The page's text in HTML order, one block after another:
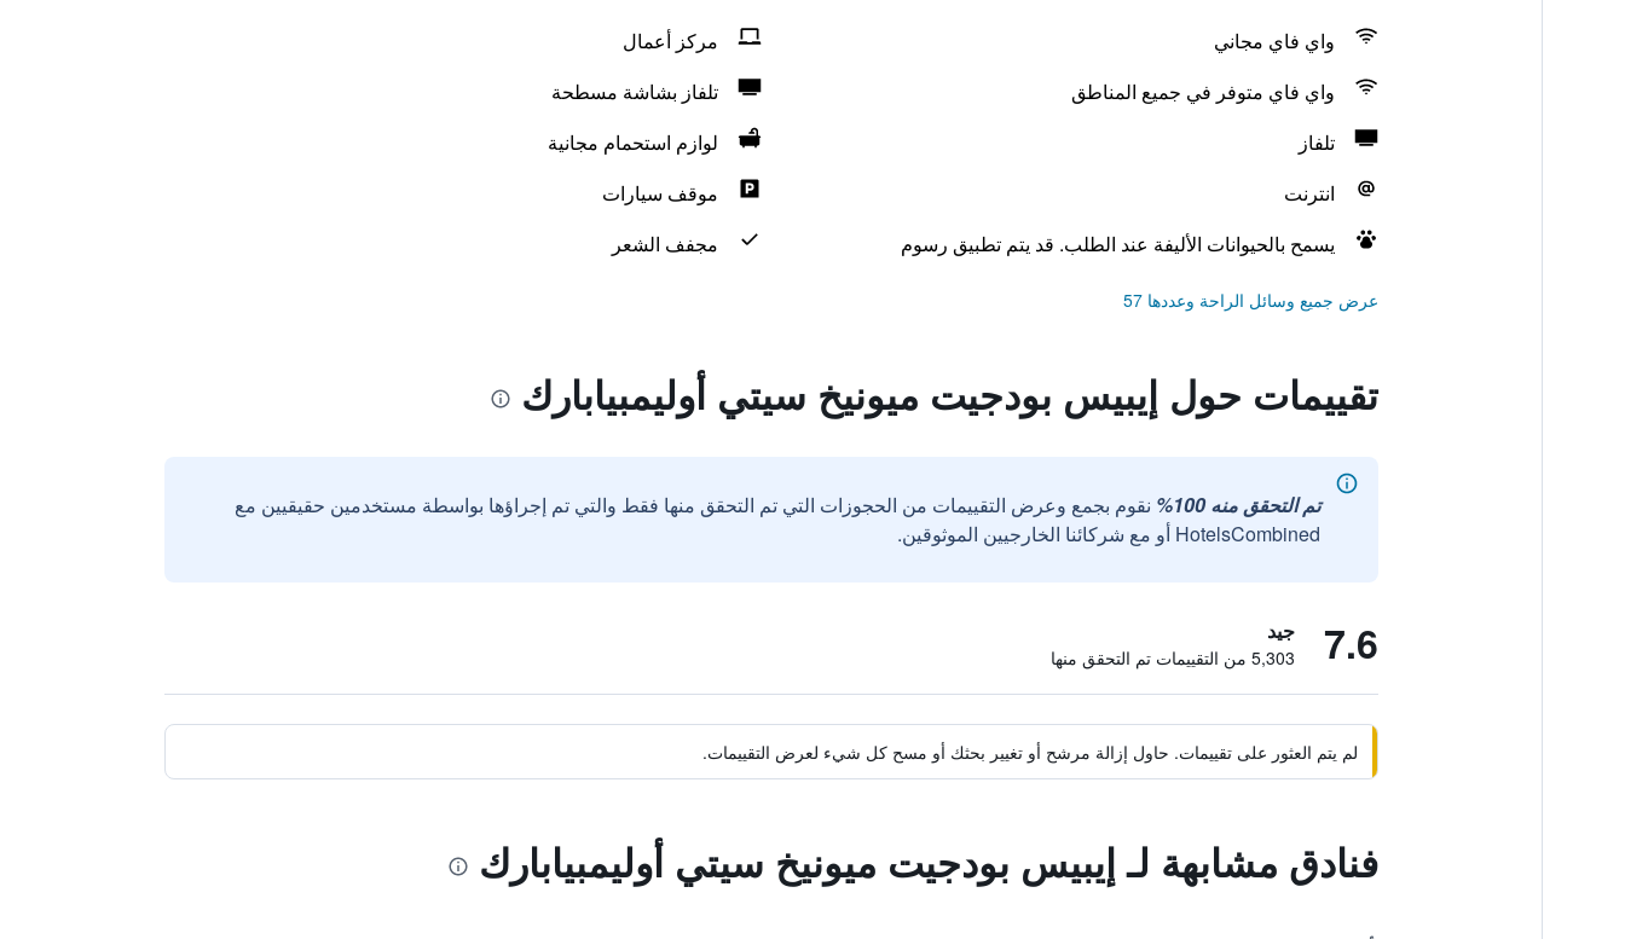
واي فاي مجاني
مركز أعمال
واي فاي متوفر في جميع المناطق
تلفاز بشاشة مسطحة
تلفاز
لوازم استحمام مجانية
انترنت
موقف سيارات
يسمح بالحيوانات الأليفة عند الطلب. قد يتم تطبيق رسوم
مجفف الشعر
عرض جميع وسائل الراحة وعددها 57
تقييمات حول إيبيس بودجيت ميونيخ سيتي أوليمبيابارك
تم التحقق منه 100%
نقوم بجمع وعرض التقييمات من الحجوزات التي تم التحقق منها فقط والتي تم إجراؤها بواسطة مستخدمين حقيقيين مع
HotelsCombined أو مع شركائنا الخارجيين الموثوقين.
7.6 جيد
5,303 من التقييمات تم التحقق منها
لم يتم العثور على تقييمات. حاول إزالة مرشح أو تغيير بحثك أو مسح كل شيء لعرض التقييمات.
فنادق مشابهة لـ إيبيس بودجيت ميونيخ سيتي أوليمبيابارك